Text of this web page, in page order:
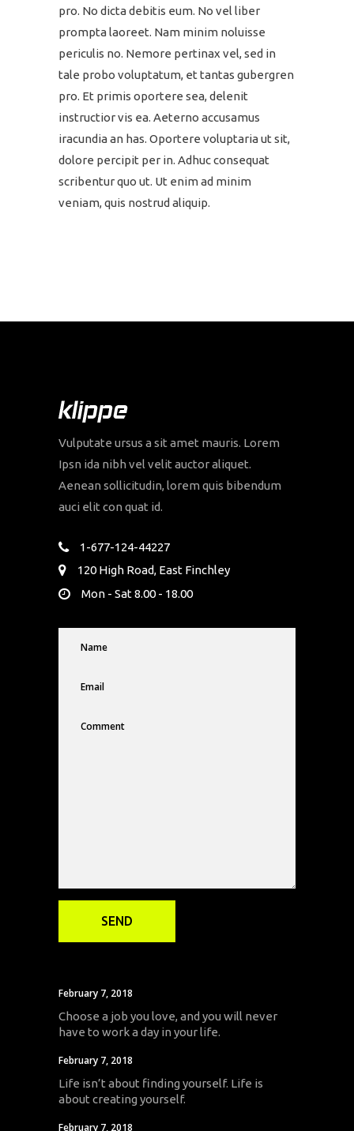
pro. No dicta debitis eum. No vel liber
prompta laoreet. Nam minim noluisse
periculis no. Nemore pertinax vel, sed in
tale probo voluptatum, et tantas gubergren
pro. Et primis oportere sea, delenit
instructior vis ea. Aeterno accusamus
iracundia an has. Oportere voluptaria ut sit,
dolore percipit per in. Adhuc consequat
scribentur quo ut. Ut enim ad minim
veniam, quis nostrud aliquip.
Vulputate ursus a sit amet mauris. Lorem
Ipsn ida nibh vel velit auctor aliquet.
Aenean sollicitudin, lorem quis bibendum
auci elit con quat id.
1-677-124-44227
120 High Road, East Finchley
Mon - Sat 8.00 - 18.00
February 7, 2018
Choose a job you love, and you will never
have to work a day in your life.
February 7, 2018
Life isn’t about finding yourself. Life is
about creating yourself.
February 7, 2018